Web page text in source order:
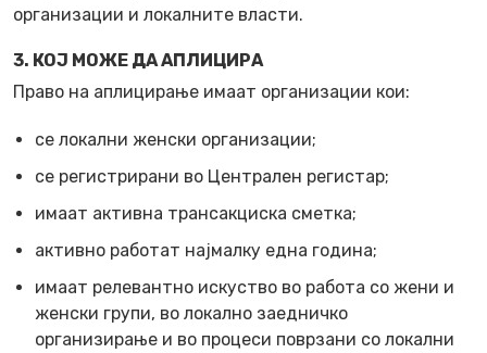
организации и локалните власти.
3. КОЈ МОЖЕ ДА АПЛИЦИРА
Право на аплицирање имаат организации кои:
се локални женски организации;
се регистрирани во Централен регистар;
имаат активна трансакциска сметка;
активно работат најмалку една година;
имаат релевантно искуство во работа со жени и
женски групи, во локално заедничко
организирање и во процеси поврзани со локални